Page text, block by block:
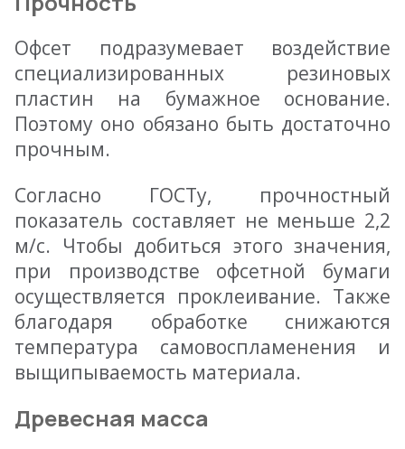
Офсет подразумевает воздействие
специализированных резиновых
пластин на бумажное основание.
Поэтому оно обязано быть достаточно
прочным.
Согласно ГОСТу, прочностный
показатель составляет не меньше 2,2
м/с. Чтобы добиться этого значения,
при производстве офсетной бумаги
осуществляется проклеивание. Также
благодаря обработке снижаются
температура самовоспламенения и
выщипываемость материала.
Древесная масса